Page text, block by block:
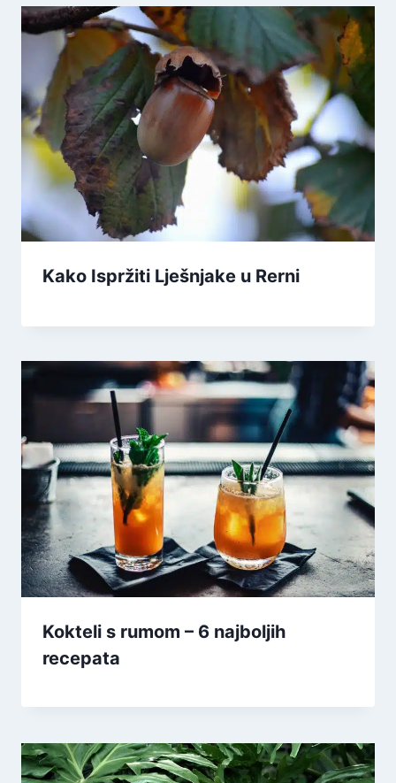
Kako Ispržiti Lješnjake u Rerni
Kokteli s rumom – 6 najboljih
recepata